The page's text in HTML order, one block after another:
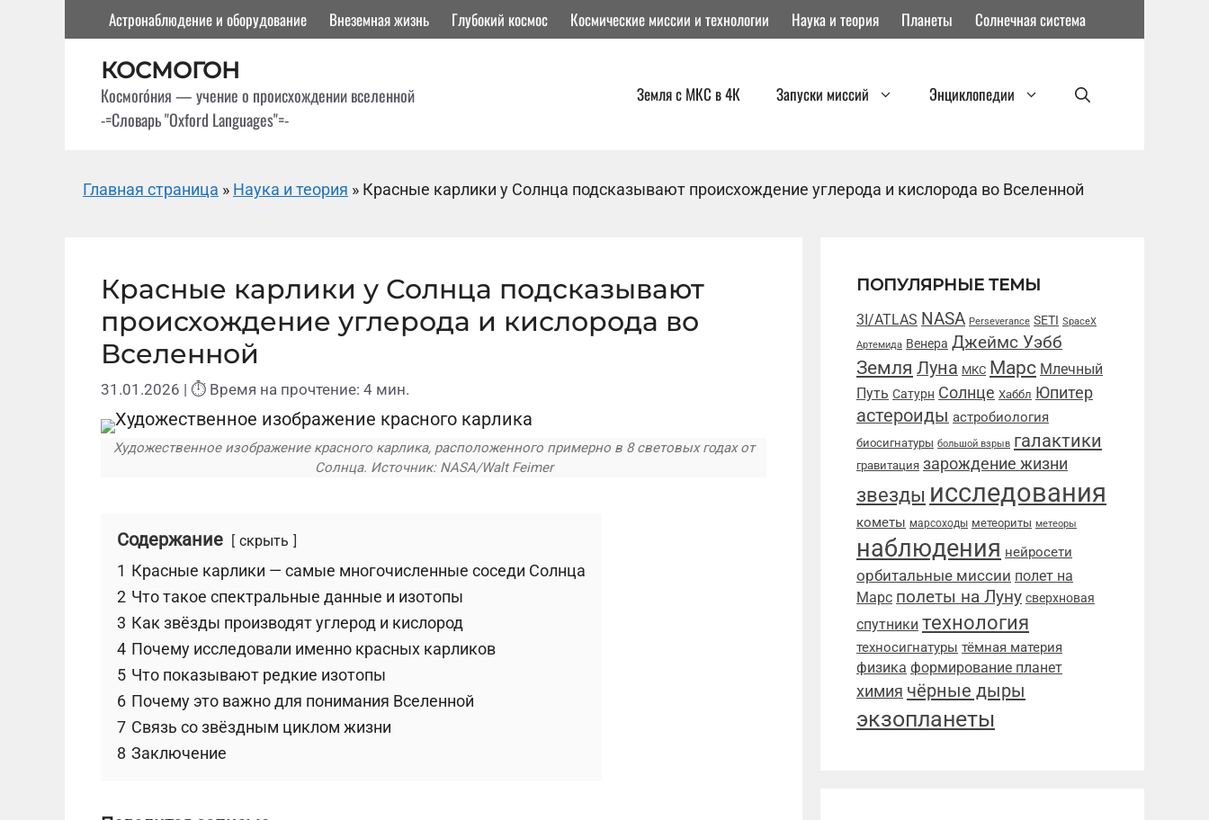
содержимому
Астронаблюдение и оборудование Внеземная жизнь Глубокий космос Космические миссии и технологии Наука и теория Планеты Солнечная система
КОСМОГОН
Космого́ния — учение о происхождении вселенной
-=Словарь "Oxford Languages"=-
Земля с МКС в 4К Запуски миссий Энциклопедии
Главная страница » Наука и теория » Красные карлики у Солнца подсказывают происхождение углерода и кислорода во Вселенной
Красные карлики у Солнца подсказывают
происхождение углерода и кислорода во
Вселенной
31.01.2026 | ⏱ Время на прочтение: 4 мин.
Художественное изображение красного карлика, расположенного примерно в 8 световых годах от
Солнца. Источник: NASA/Walt Feimer
Содержание скрыть
1 Красные карлики — самые многочисленные соседи Солнца
2 Что такое спектральные данные и изотопы
3 Как звёзды производят углерод и кислород
4 Почему исследовали именно красных карликов
5 Что показывают редкие изотопы
6 Почему это важно для понимания Вселенной
7 Связь со звёздным циклом жизни
8 Заключение
ПОПУЛЯРНЫЕ ТЕМЫ
3I/ATLAS NASA Perseverance SETI SpaceX
Артемида Венера Джеймс Уэбб
Земля Луна МКС Марс Млечный
Путь Сатурн Солнце Хаббл Юпитер
астероиды астробиология
биосигнатуры большой взрыв галактики
гравитация зарождение жизни
звезды исследования
кометы марсоходы метеориты метеоры
наблюдения нейросети
орбитальные миссии полет на
Марс полеты на Луну сверхновая
спутники технология
техносигнатуры тёмная материя
физика формирование планет
химия чёрные дыры
экзопланеты